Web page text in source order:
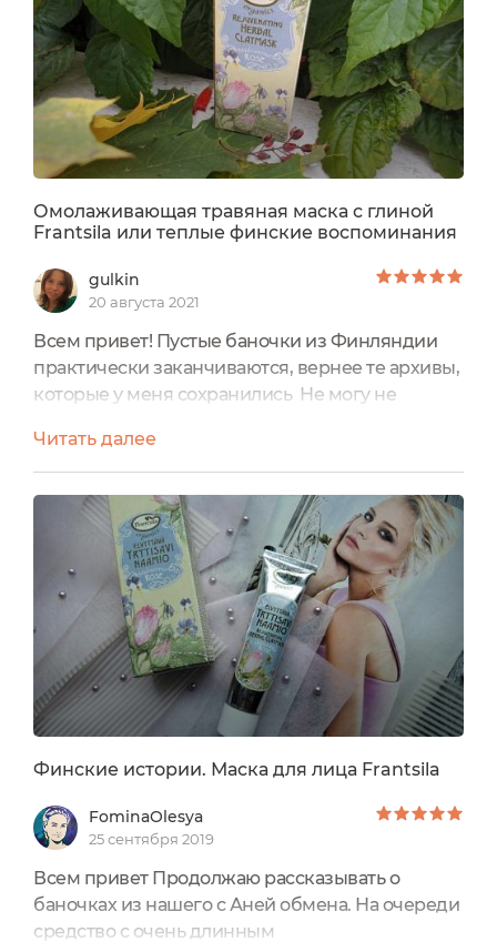
Омолаживающая травяная маска с глиной
Frantsila или теплые финские воспоминания
gulkin
20 августа 2021
Всем привет! Пустые баночки из Финляндии
практически заканчиваются, вернее те архивы,
которые у меня сохранились Не могу не
маску от финской марки Frantsila Маска
"Омолаживающая травяная маска из глины" из
розовой серииМне нравится уже коробочка,
она такая красочная , прямо коробочка красоты
!Марка семейная и основана еще 1981 году!
Правда с обеих лицевых...
Читать далее
Финские истории. Маска для лица Frantsila
FominaOlesya
25 сентября 2019
Всем привет Продолжаю рассказывать о
баночках из нашего с Аней обмена. На очереди
средство с очень длинным